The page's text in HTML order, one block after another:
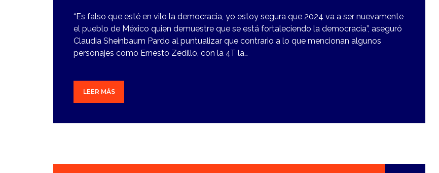
Contacto
“Es falso que esté en vilo la democracia, yo estoy segura que 2024 va a ser nuevamente
el pueblo de México quien demuestre que se está fortaleciendo la democracia”, aseguró
Claudia Sheinbaum Pardo al puntualizar que contrario a lo que mencionan algunos
personajes como Ernesto Zedillo, con la 4T la…
LEER MÁS